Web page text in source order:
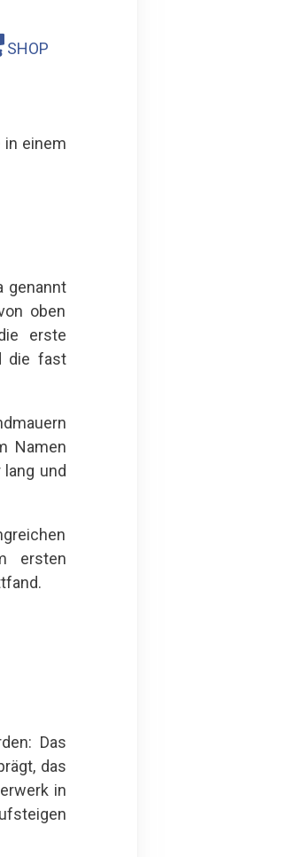
SHOP
in einem
genannt
oben
erste
die fast
Namen
und
ersten
Das
das
in